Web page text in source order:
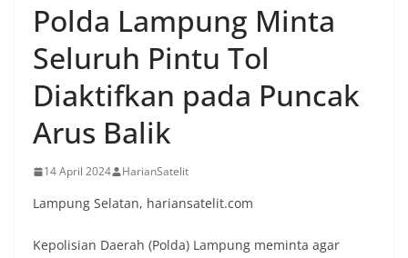
Polda Lampung Minta
Seluruh Pintu Tol
Diaktifkan pada Puncak
Arus Balik
14 April 2024 HarianSatelit
Lampung Selatan, hariansatelit.com
Kepolisian Daerah (Polda) Lampung meminta agar